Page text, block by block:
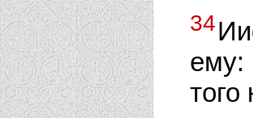
34
ему: